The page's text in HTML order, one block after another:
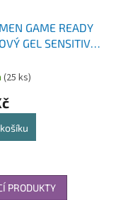
GAME READY
GEL SENSITIVE
30 ML
(25 ks)
PRODUKTY